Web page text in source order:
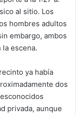
al sitio. Los
hombres adultos
embargo, ambos
escena.
ya había
dos
privada, aunque